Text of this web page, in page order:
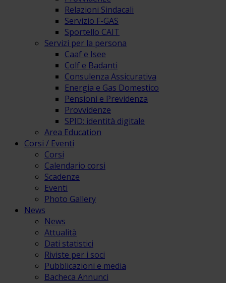
Relazioni Sindacali
Servizio F-GAS
Sportello CAIT
Servizi per la persona
Caaf e Isee
Colf e Badanti
Consulenza Assicurativa
Energia e Gas Domestico
Pensioni e Previdenza
Provvidenze
SPID: identità digitale
Area Education
Corsi / Eventi
Corsi
Calendario corsi
Scadenze
Eventi
Photo Gallery
News
News
Attualità
Dati statistici
Riviste per i soci
Pubblicazioni e media
Bacheca Annunci